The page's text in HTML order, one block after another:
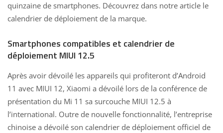
quinzaine de smartphones. Découvrez dans notre article le
calendrier de déploiement de la marque.
Smartphones compatibles et calendrier de
déploiement MIUI 12.5
Après avoir dévoilé les appareils qui profiteront d’Android
11 avec MIUI 12, Xiaomi a dévoilé lors de la conférence de
présentation du Mi 11 sa surcouche MIUI 12.5 à
l’international. Outre de nouvelle fonctionnalité, l’entreprise
chinoise a dévoilé son calendrier de déploiement officiel de